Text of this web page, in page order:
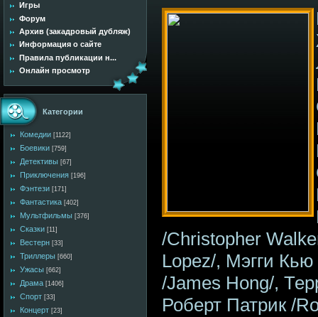
Игры
Форум
Архив (закадровый дубляж)
Информация о сайте
Правила публикации н...
Онлайн просмотр
Категории
Комедии [1122]
Боевики [759]
Детективы [67]
Приключения [196]
Фэнтези [171]
Фантастика [402]
Мультфильмы [376]
Сказки [11]
Вестерн [33]
Триллеры [660]
Ужасы [662]
Драма [1406]
Спорт [33]
Концерт [23]
/Christopher
Lopez/, Мэгги
/James Hong/,
Роберт Патрик /